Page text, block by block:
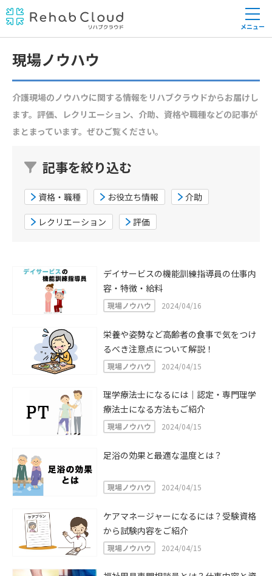
メニュー
現場ノウハウ
介護現場のノウハウに関する情報をリハブクラウドからお届けし
ます。評価、レクリエーション、介助、資格や職種などの記事が
まとまっています。ぜひご覧ください。
記事を絞り込む
資格・職種 お役立ち情報 介助
レクリエーション 評価
デイサービスの機能訓練指導員の仕事内
容・特徴・給料
現場ノウハウ 2024/04/16
栄養や姿勢など高齢者の食事で気をつけ
るべき注意点について解説！
現場ノウハウ 2024/04/15
理学療法士になるには｜認定・専門理学
療法士になる方法もご紹介
現場ノウハウ 2024/04/15
足浴の効果と最適な温度とは？
現場ノウハウ 2024/04/15
ケアマネージャーになるには？受験資格
から試験内容をご紹介
現場ノウハウ 2024/04/15